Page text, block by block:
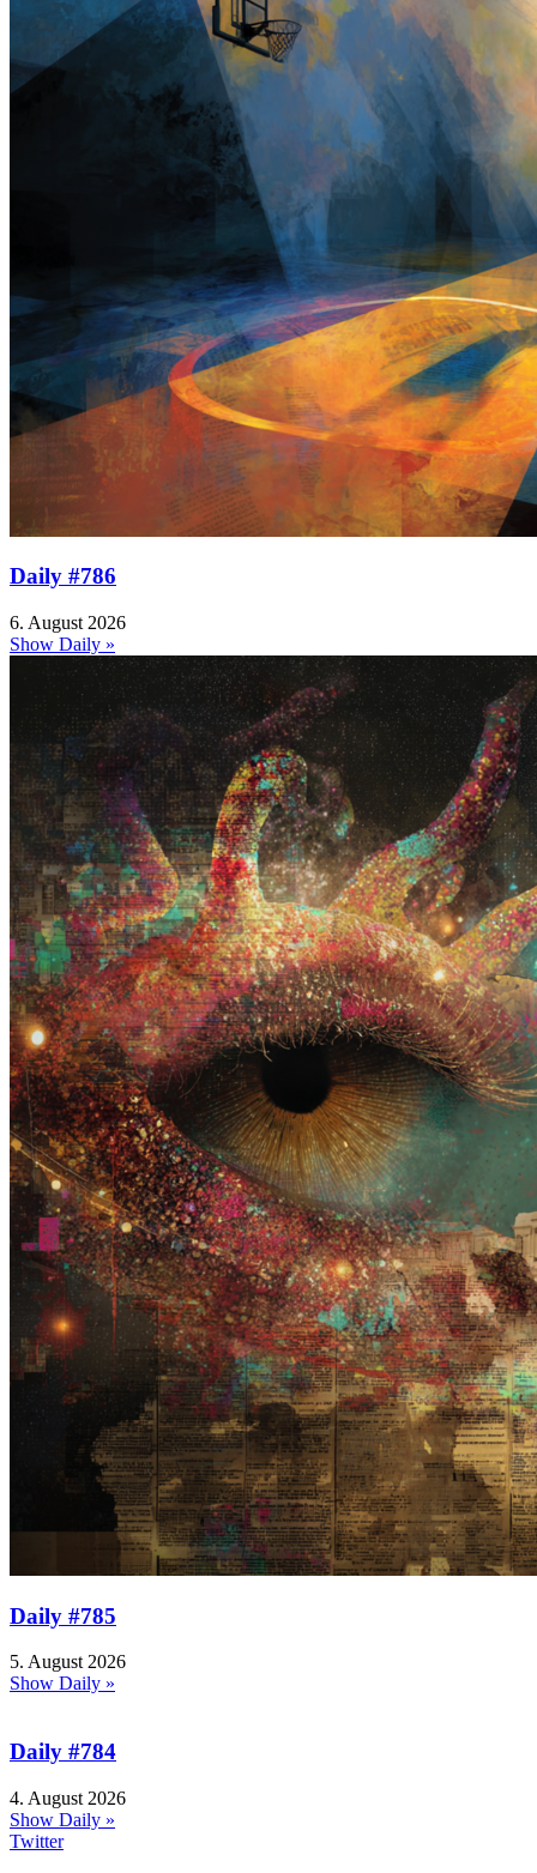
Daily #786
6. August 2026
Show Daily »
Daily #785
5. August 2026
Show Daily »
Daily #784
4. August 2026
Show Daily »
Twitter